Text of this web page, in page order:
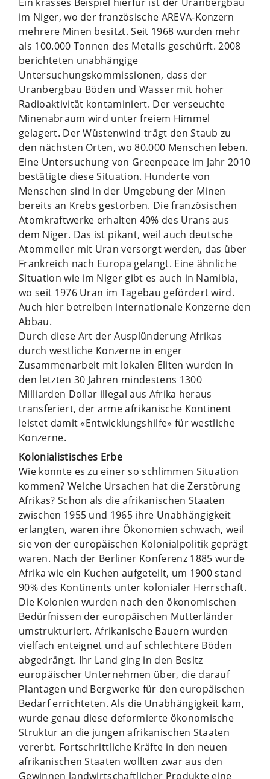
im Niger, wo der französische AREVA-Konzern
mehrere Minen besitzt. Seit 1968 wurden mehr
als 100.000 Tonnen des Metalls geschürft. 2008
berichteten unabhängige
Untersuchungskommissionen, dass der
Uranbergbau Böden und Wasser mit hoher
Radioaktivität kontaminiert. Der verseuchte
Minenabraum wird unter freiem Himmel
gelagert. Der Wüstenwind trägt den Staub zu
den nächsten Orten, wo 80.000 Menschen leben.
Eine Untersuchung von Greenpeace im Jahr 2010
bestätigte diese Situation. Hunderte von
Menschen sind in der Umgebung der Minen
bereits an Krebs gestorben. Die französischen
Atomkraftwerke erhalten 40% des Urans aus
dem Niger. Das ist pikant, weil auch deutsche
Atommeiler mit Uran versorgt werden, das über
Frankreich nach Europa gelangt. Eine ähnliche
Situation wie im Niger gibt es auch in Namibia,
wo seit 1976 Uran im Tagebau gefördert wird.
Auch hier betreiben internationale Konzerne den
Abbau.
Durch diese Art der Ausplünderung Afrikas
durch westliche Konzerne in enger
Zusammenarbeit mit lokalen Eliten wurden in
den letzten 30 Jahren mindestens 1300
Milliarden Dollar illegal aus Afrika heraus
transferiert, der arme afrikanische Kontinent
leistet damit «Entwicklungshilfe» für westliche
Konzerne.
Kolonialistisches Erbe
Wie konnte es zu einer so schlimmen Situation
kommen? Welche Ursachen hat die Zerstörung
Afrikas? Schon als die afrikanischen Staaten
zwischen 1955 und 1965 ihre Unabhängigkeit
erlangten, waren ihre Ökonomien schwach, weil
sie von der europäischen Kolonialpolitik geprägt
waren. Nach der Berliner Konferenz 1885 wurde
Afrika wie ein Kuchen aufgeteilt, um 1900 stand
90% des Kontinents unter kolonialer Herrschaft.
Die Kolonien wurden nach den ökonomischen
Bedürfnissen der europäischen Mutterländer
umstrukturiert. Afrikanische Bauern wurden
vielfach enteignet und auf schlechtere Böden
abgedrängt. Ihr Land ging in den Besitz
europäischer Unternehmen über, die darauf
Plantagen und Bergwerke für den europäischen
Bedarf errichteten. Als die Unabhängigkeit kam,
wurde genau diese deformierte ökonomische
Struktur an die jungen afrikanischen Staaten
vererbt. Fortschrittliche Kräfte in den neuen
afrikanischen Staaten wollten zwar aus den
Gewinnen landwirtschaftlicher Produkte eine